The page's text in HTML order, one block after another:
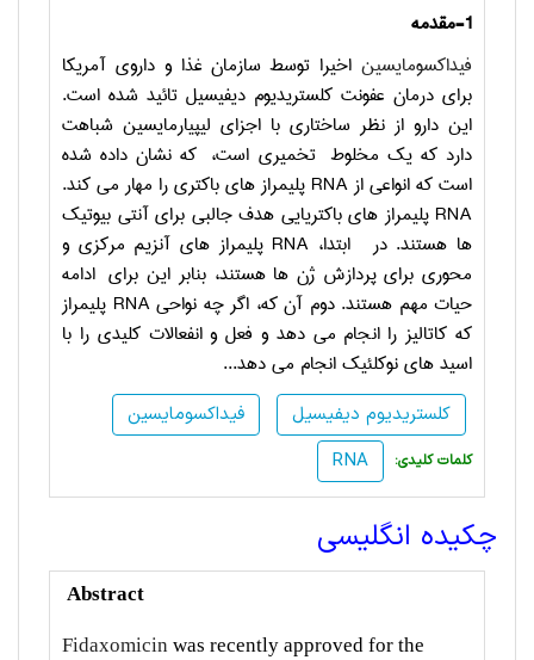
1-مقدمه
فیداکسومایسین اخیرا توسط سازمان غذا و داروی آمریکا
برای درمان عفونت کلستریدیوم دیفیسیل تائید شده است.
این دارو از نظر ساختاری با اجزای لیپیارمایسین شباهت
دارد که یک مخلوط تخمیری است، که نشان داده شده
است که انواعی ازRNA پلیمراز های باکتری را مهار می کند.
RNA پلیمراز های باکتریایی هدف جالبی برای آنتی بیوتیک
ها هستند. در ابتدا، RNA پلیمراز های آنزیم مرکزی و
محوری برای پردازش ژن ها هستند، بنابر این برای ادامه
حیات مهم هستند. دوم آن که، اگر چه نواحیRNA پلیمراز
که کاتالیز را انجام می دهد و فعل و انفعالات کلیدی را با
اسید های نوکلئیک انجام می دهد...
فیداکسومایسین
کلستریدیوم دیفیسیل
RNA
:کلمات کلیدی
چکیده انگلیسی
Abstract
Fidaxomicin was recently approved for the